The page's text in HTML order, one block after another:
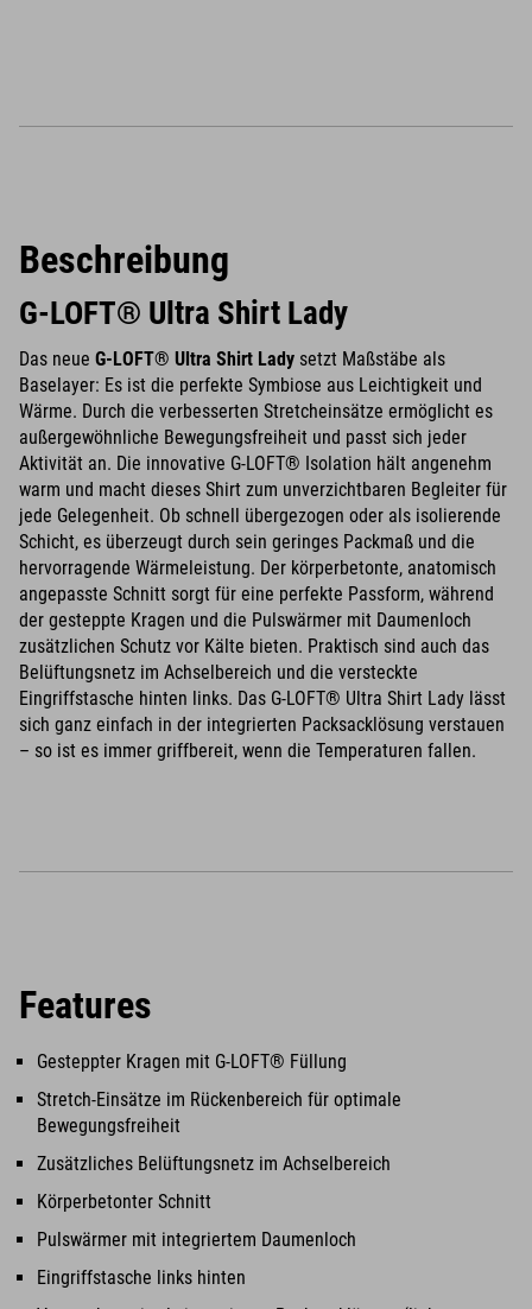
Beschreibung
G-LOFT® Ultra Shirt Lady
Das neue G-LOFT® Ultra Shirt Lady setzt Maßstäbe als
Baselayer: Es ist die perfekte Symbiose aus Leichtigkeit und
Wärme. Durch die verbesserten Stretcheinsätze ermöglicht es
außergewöhnliche Bewegungsfreiheit und passt sich jeder
Aktivität an. Die innovative G-LOFT® Isolation hält angenehm
warm und macht dieses Shirt zum unverzichtbaren Begleiter für
jede Gelegenheit. Ob schnell übergezogen oder als isolierende
Schicht, es überzeugt durch sein geringes Packmaß und die
hervorragende Wärmeleistung. Der körperbetonte, anatomisch
angepasste Schnitt sorgt für eine perfekte Passform, während
der gesteppte Kragen und die Pulswärmer mit Daumenloch
zusätzlichen Schutz vor Kälte bieten. Praktisch sind auch das
Belüftungsnetz im Achselbereich und die versteckte
Eingriffstasche hinten links. Das G-LOFT® Ultra Shirt Lady lässt
sich ganz einfach in der integrierten Packsacklösung verstauen
– so ist es immer griffbereit, wenn die Temperaturen fallen.
Features
Gesteppter Kragen mit G-LOFT® Füllung
Stretch-Einsätze im Rückenbereich für optimale
Bewegungsfreiheit
Zusätzliches Belüftungsnetz im Achselbereich
Körperbetonter Schnitt
Pulswärmer mit integriertem Daumenloch
Eingriffstasche links hinten